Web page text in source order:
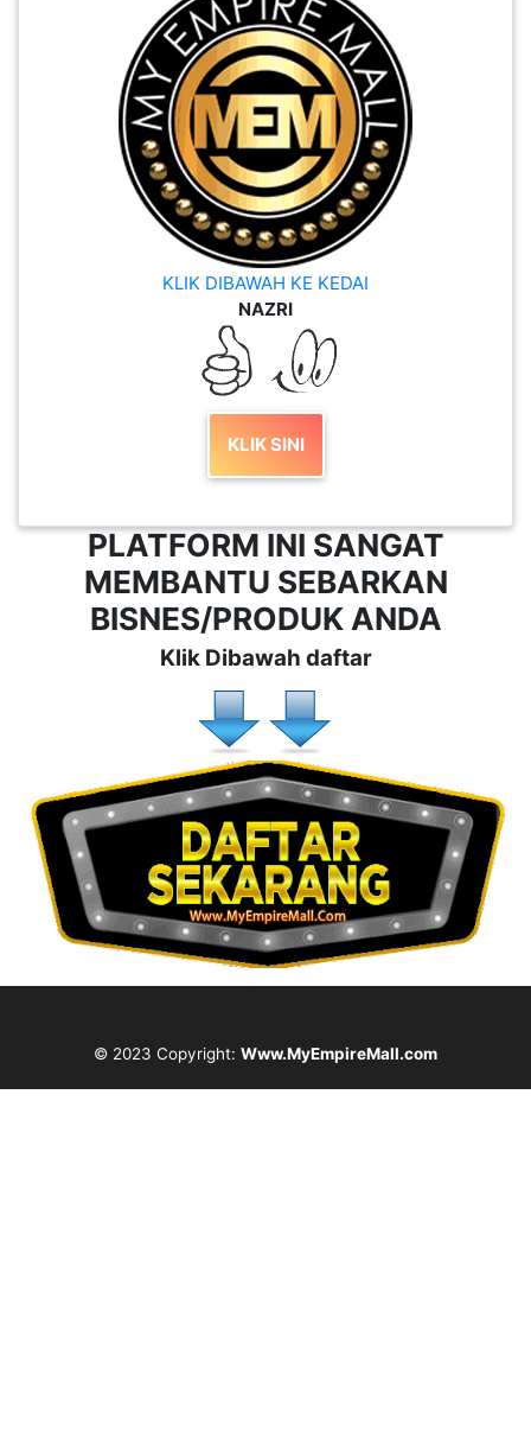
KLIK DIBAWAH KE KEDAI
NAZRI
KLIK SINI
PLATFORM INI SANGAT
MEMBANTU SEBARKAN
BISNES/PRODUK ANDA
Klik Dibawah daftar
© 2023 Copyright: Www.MyEmpireMall.com